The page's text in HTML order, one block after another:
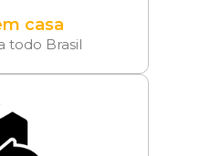
casa
todo Brasil